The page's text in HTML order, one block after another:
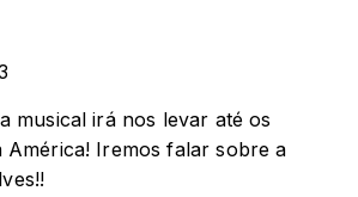
musical irá nos levar até os
América! Iremos falar sobre a